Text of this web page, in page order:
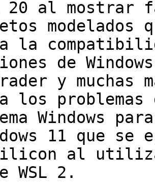
20 al mostrar
modelados
la
de
y muchas
los problemas
Windows
11 que se
al
WSL 2.